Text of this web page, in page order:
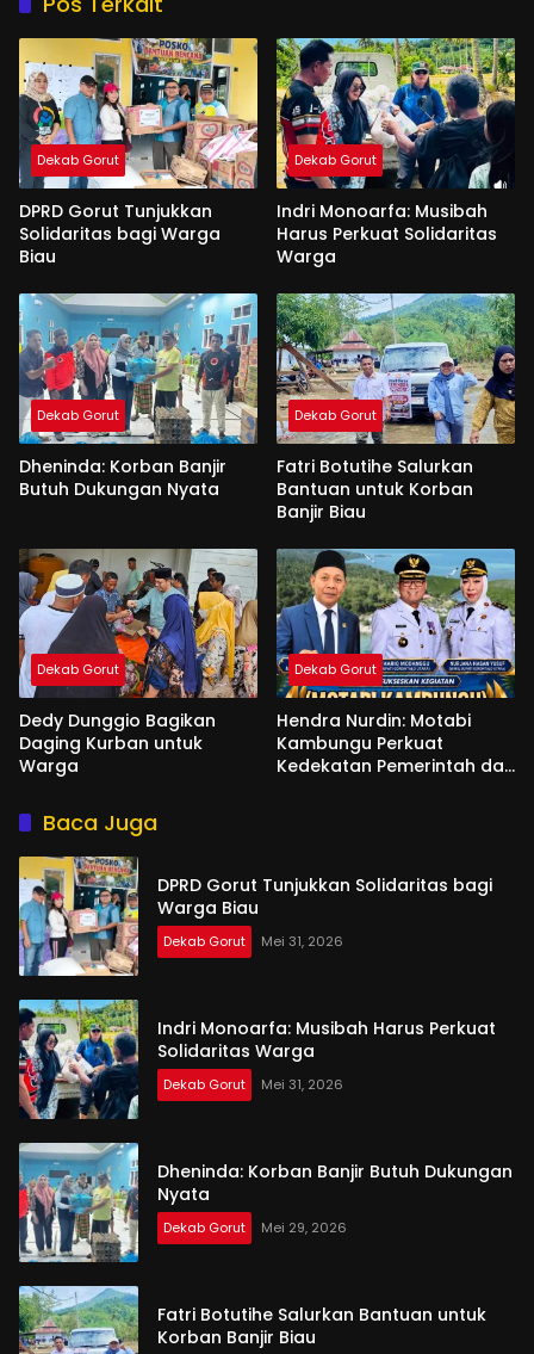
Dekab Gorut
DPRD Gorut Tunjukkan
Solidaritas bagi Warga
Biau
Dekab Gorut
Indri Monoarfa: Musibah
Harus Perkuat Solidaritas
Warga
Dekab Gorut
Dheninda: Korban Banjir
Butuh Dukungan Nyata
Dekab Gorut
Fatri Botutihe Salurkan
Bantuan untuk Korban
Banjir Biau
Dekab Gorut
Dedy Dunggio Bagikan
Daging Kurban untuk
Warga
Dekab Gorut
Hendra Nurdin: Motabi
Kambungu Perkuat
Kedekatan Pemerintah dan
Baca Juga
DPRD Gorut Tunjukkan Solidaritas bagi
Warga Biau
Dekab Gorut Mei 31, 2026
Indri Monoarfa: Musibah Harus Perkuat
Solidaritas Warga
Dekab Gorut Mei 31, 2026
Dheninda: Korban Banjir Butuh Dukungan
Nyata
Dekab Gorut Mei 29, 2026
Fatri Botutihe Salurkan Bantuan untuk
Korban Banjir Biau